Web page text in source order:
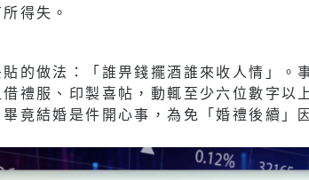
得失。
的做法：「誰畀錢擺酒誰來收人情」。
禮服、印製喜帖，動輒至少六位數字以
竟結婚是件開心事，為免「婚禮後續」